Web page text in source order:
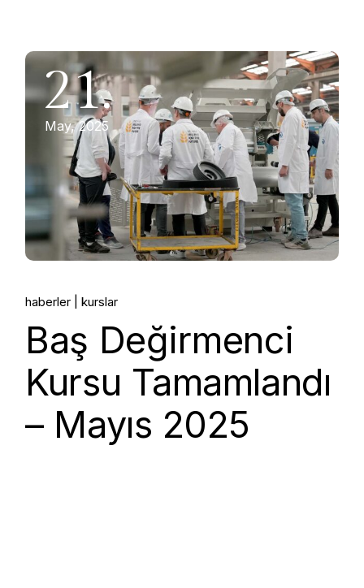
21.
May, 2025
haberler kurslar
Baş Değirmenci
Kursu Tamamlandı
– Mayıs 2025